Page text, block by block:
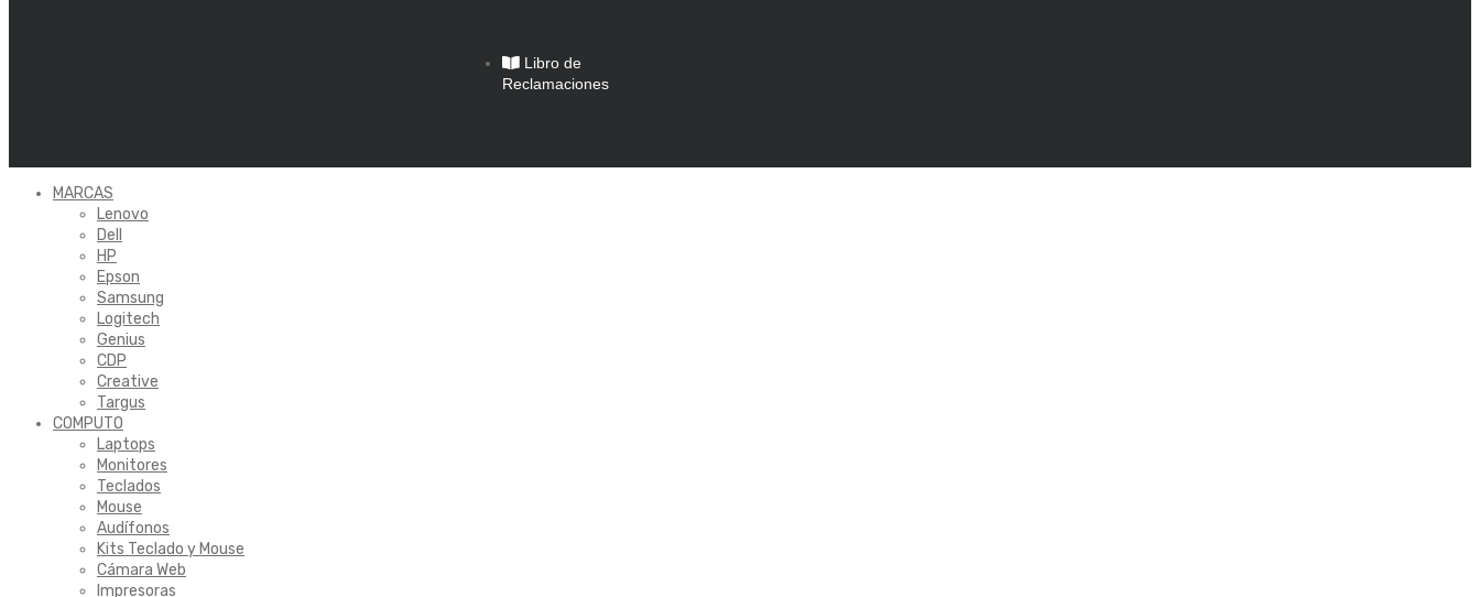
Libro de
Reclamaciones
MARCAS
Lenovo
Dell
HP
Epson
Samsung
Logitech
Genius
CDP
Creative
Targus
COMPUTO
Laptops
Monitores
Teclados
Mouse
Audífonos
Kits Teclado y Mouse
Cámara Web
Impresoras